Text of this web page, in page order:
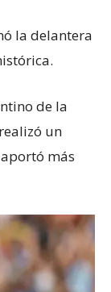
la delantera
de la
un
más